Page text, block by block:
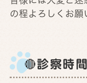
の程よろしくお願
🔴診察時